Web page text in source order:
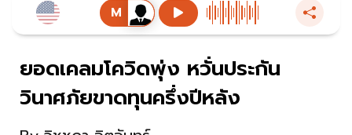
ยอดเคลมโควิดพุ่ง หวั่นประกัน
วินาศภัยขาดทุนครึ่งปีหลัง